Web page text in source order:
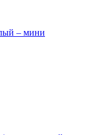
– мини